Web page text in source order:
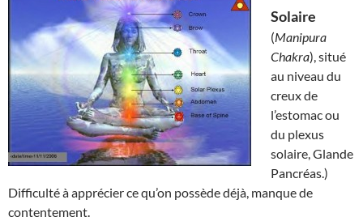
Solaire
(Manipura
Chakra), situé
au niveau du
creux de
l’estomac ou
du plexus
solaire, Glande
Pancréas.)
Difficulté à apprécier ce qu’on possède déjà, manque de
contentement.